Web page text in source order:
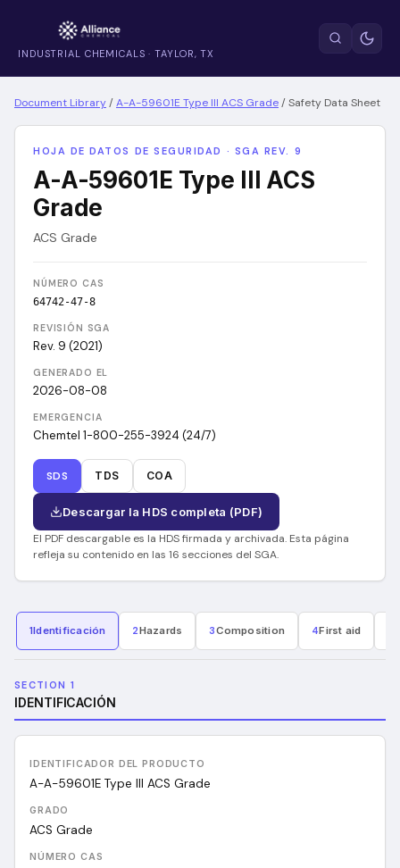
INDUSTRIAL CHEMICALS · TAYLOR, TX
Document Library/A-A-59601E Type III ACS Grade/Safety Data Sheet
HOJA DE DATOS DE SEGURIDAD · SGA REV. 9
A-A-59601E Type III ACS
Grade
ACS Grade
NÚMERO CAS
64742-47-8
REVISIÓN SGA
Rev. 9 (2021)
GENERADO EL
2026-08-08
EMERGENCIA
Chemtel 1-800-255-3924 (24/7)
SDS TDS COA
Descargar la HDS completa (PDF)
El PDF descargable es la HDS firmada y archivada. Esta página
refleja su contenido en las 16 secciones del SGA.
1Identificación 2Hazards 3Composition 4First aid
SECTION 1
IDENTIFICACIÓN
IDENTIFICADOR DEL PRODUCTO
A-A-59601E Type III ACS Grade
GRADO
ACS Grade
NÚMERO CAS